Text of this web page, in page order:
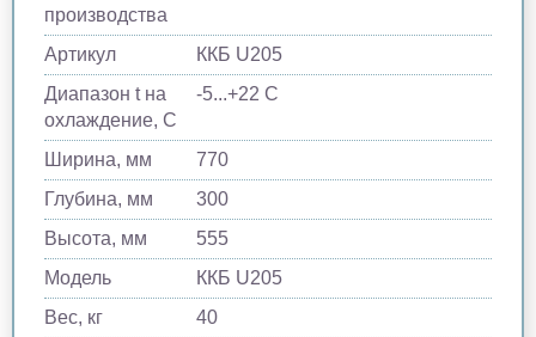
производства
Артикул
ККБ U205
Диапазон t на
охлаждение, С
-5...+22 C
Ширина, мм
770
Глубина, мм
300
Высота, мм
555
Модель
ККБ U205
Вес, кг
40